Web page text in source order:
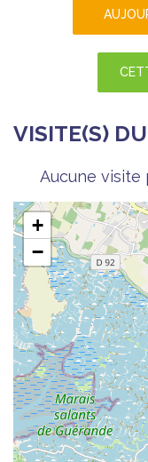
VISITE(S)
Aucune visite
+
−